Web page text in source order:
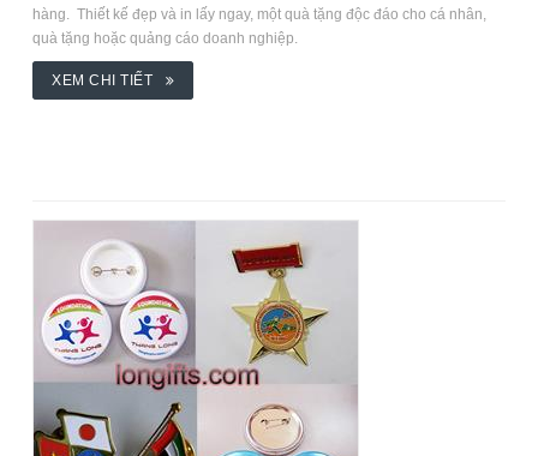
hàng. Thiết kế đẹp và in lấy ngay, một quà tặng độc đáo cho cá nhân,
quà tặng hoặc quảng cáo doanh nghiệp.
XEM CHI TIẾT